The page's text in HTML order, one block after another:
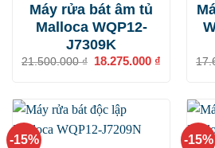
Máy rửa bát âm tủ
Malloca WQP12-
J7309K
21.500.000₫
Giá
18.275.000 ₫
18.275.000
-15% -15%